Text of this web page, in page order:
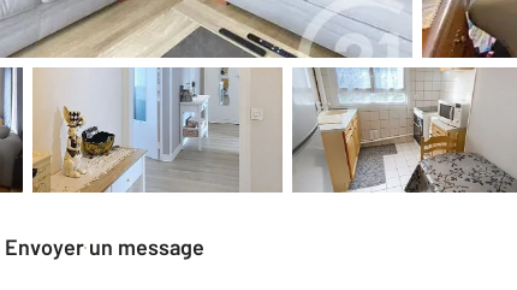
Envoyer un message